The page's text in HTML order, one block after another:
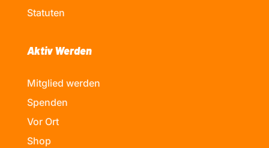
Statuten
Aktiv Werden
Mitglied werden
Spenden
Vor Ort
Shop